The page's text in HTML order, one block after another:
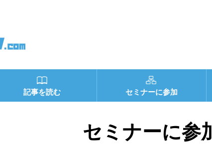
記事を読む セミナーに参加
セミナーに参